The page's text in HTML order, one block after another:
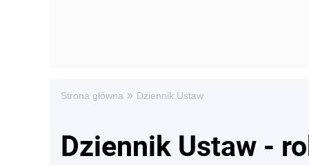
Strona główna » Dziennik Ustaw
Dziennik Ustaw -